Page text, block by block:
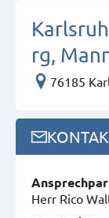
rg,
76185
Herr Rico